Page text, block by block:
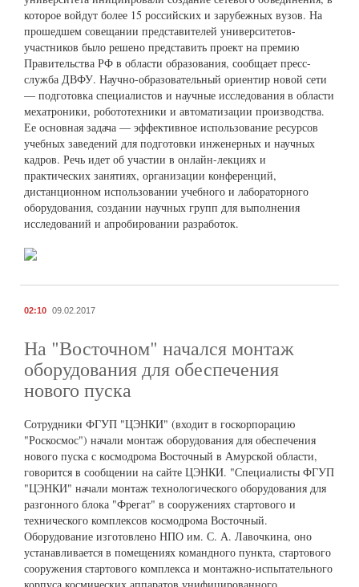
которое войдут более 15 российских и зарубежных вузов. На
прошедшем совещании представителей университетов-
участников было решено представить проект на премию
Правительства РФ в области образования, сообщает пресс-
служба ДВФУ. Научно-образовательный ориентир новой сети
— подготовка специалистов и научные исследования в области
мехатроники, робототехники и автоматизации производства.
Ее основная задача — эффективное использование ресурсов
учебных заведений для подготовки инженерных и научных
кадров. Речь идет об участии в онлайн-лекциях и
практических занятиях, организации конференций,
дистанционном использовании учебного и лабораторного
оборудования, создании научных групп для выполнения
исследований и апробировании разработок.
02:10 09.02.2017
На "Восточном" начался монтаж
оборудования для обеспечения
нового пуска
Сотрудники ФГУП "ЦЭНКИ" (входит в госкорпорацию
"Роскосмос") начали монтаж оборудования для обеспечения
нового пуска с космодрома Восточный в Амурской области,
говорится в сообщении на сайте ЦЭНКИ. "Специалисты ФГУП
"ЦЭНКИ" начали монтаж технологического оборудования для
разгонного блока "Фрегат" в сооружениях стартового и
технического комплексов космодрома Восточный.
Оборудование изготовлено НПО им. С. А. Лавочкина, оно
устанавливается в помещениях командного пункта, стартового
сооружения стартового комплекса и монтажно-испытательного